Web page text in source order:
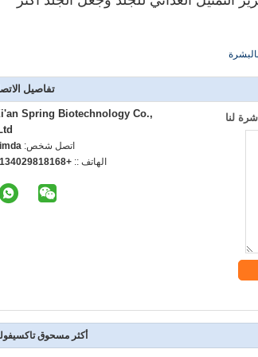
تفاصيل
Spring Biotechnology Co.,
اتصل شخص:
الهاتف ::
لنا
أكثر مسحوق